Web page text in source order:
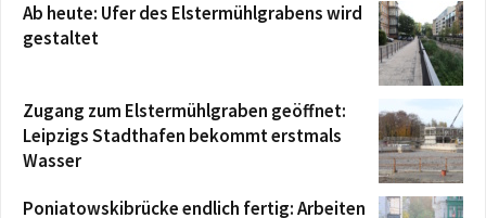
Ab heute: Ufer des Elstermühlgrabens wird
gestaltet
Zugang zum Elstermühlgraben geöffnet:
Leipzigs Stadthafen bekommt erstmals
Wasser
Poniatowskibrücke endlich fertig: Arbeiten